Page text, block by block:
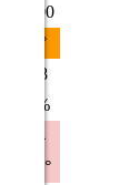
12:00
25°
758
67%
4.4
312°